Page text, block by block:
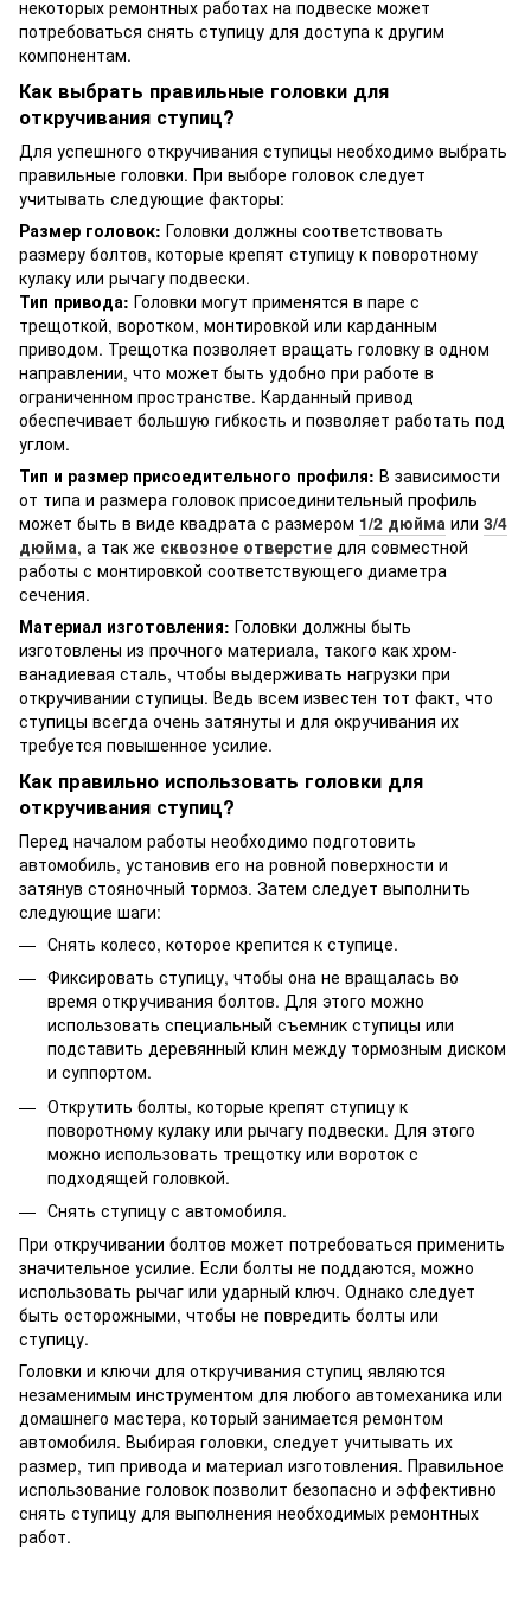
некоторых ремонтных работах на подвеске может
потребоваться снять ступицу для доступа к другим
компонентам.
Как выбрать правильные головки для
откручивания ступиц?
Для успешного откручивания ступицы необходимо выбрать
правильные головки. При выборе головок следует
учитывать следующие факторы:
Размер головок: Головки должны соответствовать
размеру болтов, которые крепят ступицу к поворотному
кулаку или рычагу подвески.
Тип привода: Головки могут применятся в паре с
трещоткой, воротком, монтировкой или карданным
приводом. Трещотка позволяет вращать головку в одном
направлении, что может быть удобно при работе в
ограниченном пространстве. Карданный привод
обеспечивает большую гибкость и позволяет работать под
углом.
Тип и размер присоедительного профиля: В зависимости
от типа и размера головок присоединительный профиль
может быть в виде квадрата с размером 1/2 дюйма или 3/4
дюйма, а так же сквозное отверстие для совместной
работы с монтировкой соответствующего диаметра
сечения.
Материал изготовления: Головки должны быть
изготовлены из прочного материала, такого как хром-
ванадиевая сталь, чтобы выдерживать нагрузки при
откручивании ступицы. Ведь всем известен тот факт, что
ступицы всегда очень затянуты и для окручивания их
требуется повышенное усилие.
Как правильно использовать головки для
откручивания ступиц?
Перед началом работы необходимо подготовить
автомобиль, установив его на ровной поверхности и
затянув стояночный тормоз. Затем следует выполнить
следующие шаги:
Снять колесо, которое крепится к ступице.
Фиксировать ступицу, чтобы она не вращалась во
время откручивания болтов. Для этого можно
использовать специальный съемник ступицы или
подставить деревянный клин между тормозным диском
и суппортом.
Открутить болты, которые крепят ступицу к
поворотному кулаку или рычагу подвески. Для этого
можно использовать трещотку или вороток с
подходящей головкой.
Снять ступицу с автомобиля.
При откручивании болтов может потребоваться применить
значительное усилие. Если болты не поддаются, можно
использовать рычаг или ударный ключ. Однако следует
быть осторожными, чтобы не повредить болты или
ступицу.
Головки и ключи для откручивания ступиц являются
незаменимым инструментом для любого автомеханика или
домашнего мастера, который занимается ремонтом
автомобиля. Выбирая головки, следует учитывать их
размер, тип привода и материал изготовления. Правильное
использование головок позволит безопасно и эффективно
снять ступицу для выполнения необходимых ремонтных
работ.